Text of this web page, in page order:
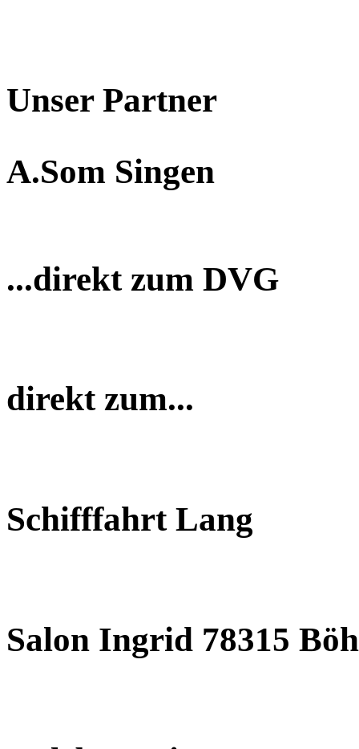
Unser Partner
A.Som Singen
...direkt zum DVG
direkt zum...
Schifffahrt Lang
Salon Ingrid 78315